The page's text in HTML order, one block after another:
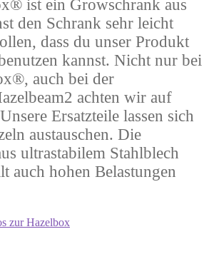
ist ein Growschrank aus
den Schrank sehr leicht
dass du unser Produkt
kannst. Nicht nur bei
auch bei der
achten wir auf
Ersatzteile lassen sich
austauschen. Die
ultrastabilem Stahlblech
auch hohen Belastungen
zur Hazelbox